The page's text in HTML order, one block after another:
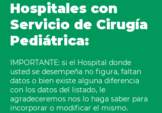
Hospitales con
Servicio de Cirugía
Pediátrica:
IMPORTANTE: si el Hospital donde
usted se desempeña no figura, faltan
datos o bien existe alguna diferencia
con los datos del listado, le
agradeceremos nos lo haga saber para
incorporar o modificar el mismo.